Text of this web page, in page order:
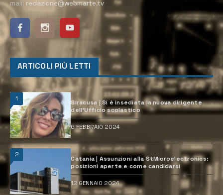
mail: redazione@webmarte.tv
ARTICOLI PIÙ LETTI
1
Siracusa | Si è insediata la nuova dirigente
dell’Ufficio scolastico
6 FEBBRAIO 2024
2
Catania | Assunzioni alla StMicroelectronics:
posizioni aperte e come candidarsi
12 GENNAIO 2024